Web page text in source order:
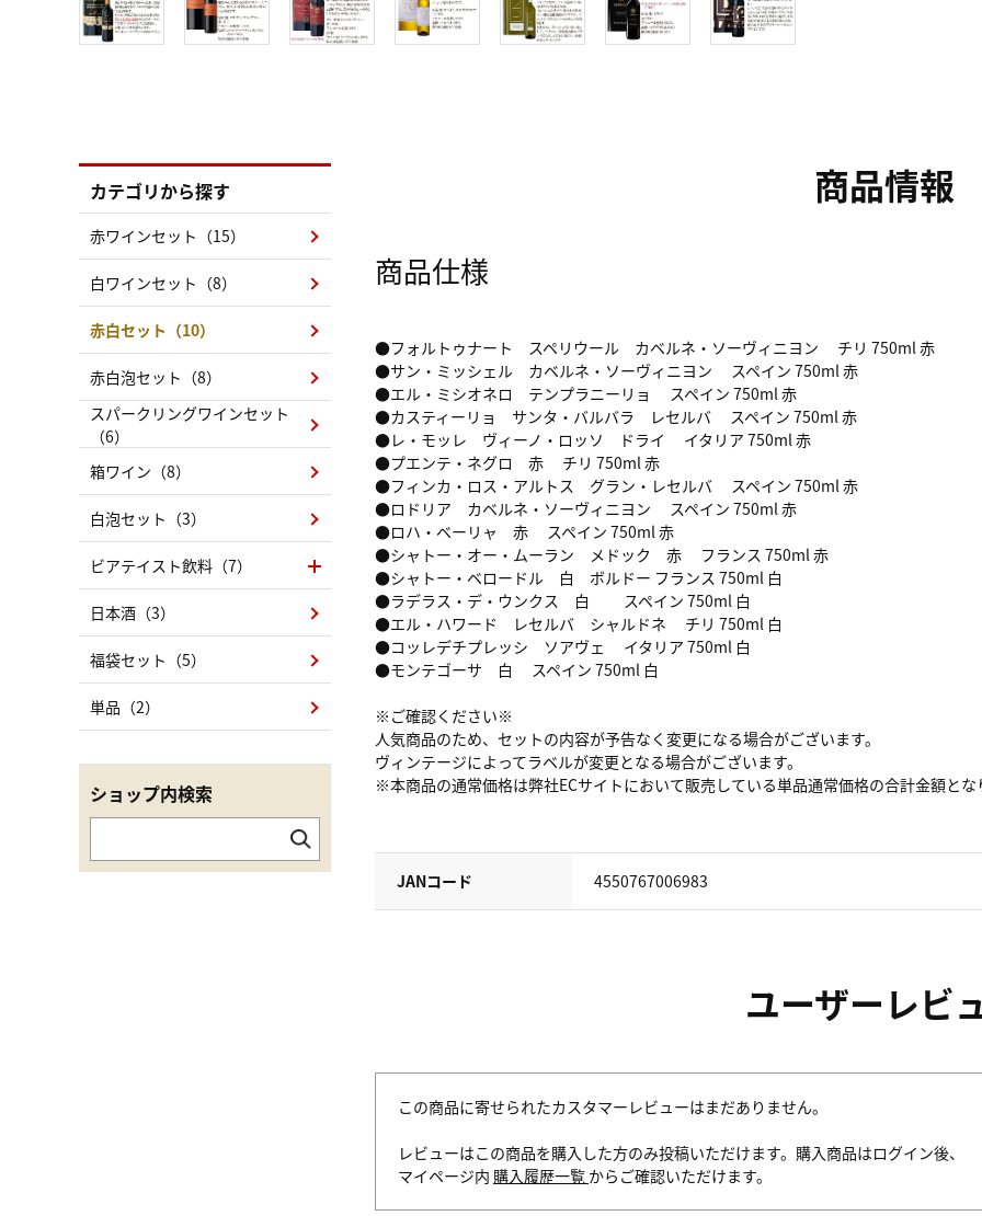
商品情報
商品仕様
●フォルトゥナート スペリウール カベルネ・ソーヴィニヨン チリ 750ml 赤
●サン・ミッシェル カベルネ・ソーヴィニヨン スペイン 750ml 赤
●エル・ミシオネロ テンプラニーリョ スペイン 750ml 赤
●カスティーリョ サンタ・バルバラ レセルバ スペイン 750ml 赤
●レ・モッレ ヴィーノ・ロッソ ドライ イタリア 750ml 赤
●プエンテ・ネグロ 赤 チリ 750ml 赤
●フィンカ・ロス・アルトス グラン・レセルバ スペイン 750ml 赤
●ロドリア カベルネ・ソーヴィニヨン スペイン 750ml 赤
●ロハ・ベーリャ 赤 スペイン 750ml 赤
●シャトー・オー・ムーラン メドック 赤 フランス 750ml 赤
●シャトー・ベロードル 白 ボルドー フランス 750ml 白
●ラデラス・デ・ウンクス 白 スペイン 750ml 白
●エル・ハワード レセルバ シャルドネ チリ 750ml 白
●コッレデチプレッシ ソアヴェ イタリア 750ml 白
●モンテゴーサ 白 スペイン 750ml 白
※ご確認ください※
人気商品のため、セットの内容が予告なく変更になる場合がございます。
ヴィンテージによってラベルが変更となる場合がございます。
※本商品の通常価格は弊社ECサイトにおいて販売している単品通常価格の合計金額とな
JANコード 4550767006983
ユーザーレビ
この商品に寄せられたカスタマーレビューはまだありません。
レビューはこの商品を購入した方のみ投稿いただけます。購入商品はログイン後、
マイページ内 購入履歴一覧 からご確認いただけます。
カテゴリから探す
赤ワインセット（15）
白ワインセット（8）
赤白セット（10）
赤白泡セット（8）
スパークリングワインセット
（6）
箱ワイン（8）
白泡セット（3）
ビアテイスト飲料（7）
日本酒（3）
福袋セット（5）
単品（2）
ショップ内検索